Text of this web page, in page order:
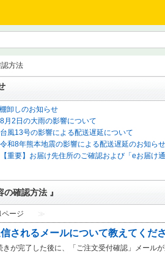
方法
棚卸しのお知らせ
8月2日の大雨の影響について
台風13号の影響による配送遅延について
令和8年熊本地震の影響による配送遅延のお知らせ
【重要】お届け先住所のご確認および「eお届け
の確認方法 』
ページ ≫
されるメールについて教えてくださ
きが完了した後に、「ご注文受付確認」メール